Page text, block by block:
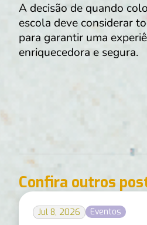
A decisão de quando
escola deve considerar
para garantir uma
enriquecedora e segura.
Confira outros
Jul 8, 2026 Eventos